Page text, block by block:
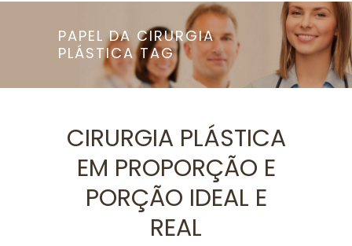
PAPEL DA CIRURGIA
PLÁSTICA TAG
CIRURGIA PLÁSTICA
EM PROPORÇÃO E
PORÇÃO IDEAL E
REAL